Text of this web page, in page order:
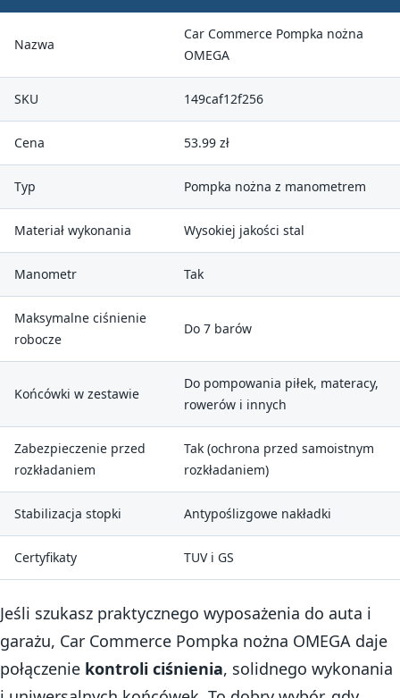
Nazwa
Car Commerce Pompka nożna
OMEGA
SKU 149caf12f256
Cena 53.99 zł
Typ Pompka nożna z manometrem
Materiał wykonania Wysokiej jakości stal
Manometr Tak
Maksymalne ciśnienie
robocze
Do 7 barów
Końcówki w zestawie
Do pompowania piłek, materacy,
rowerów i innych
Zabezpieczenie przed
rozkładaniem
Tak (ochrona przed samoistnym
rozkładaniem)
Stabilizacja stopki Antypoślizgowe nakładki
Certyfikaty TUV i GS
Jeśli szukasz praktycznego wyposażenia do auta i
garażu, Car Commerce Pompka nożna OMEGA daje
połączenie kontroli ciśnienia, solidnego wykonania